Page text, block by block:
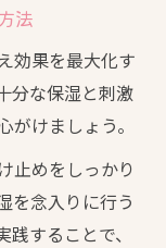
法
効果を最大化す
分な保湿と刺激
けましょう。
止めをしっかり
を念入りに行う
することで、